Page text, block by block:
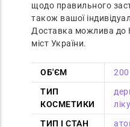
щодо правильного
також вашої
Доставка можлива до
міст України.
ОБ'ЄМ
ТИП
КОСМЕТИКИ
ТИП І СТАН